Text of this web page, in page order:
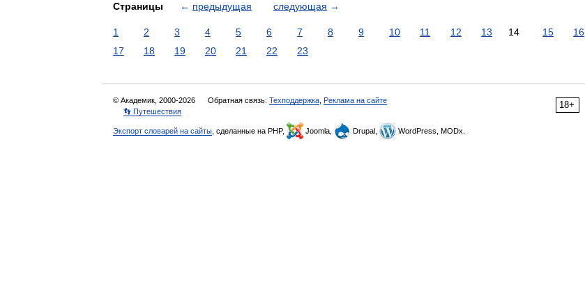
Страницы ← предыдущая следующая →
1 2 3 4 5 6 7 8 9 10 11 12 13 14 15
16
17
18 19 20 21 22 23
18+
© Академик, 2000-2026 Обратная связь: Техподдержка Реклама на сайте
👣 Путешествия
Экспорт словарей на сайты , сделанные на PHP, Joomla, Drupal, WordPress, MODx.